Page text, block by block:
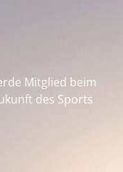
Mitglied beim
des Sports